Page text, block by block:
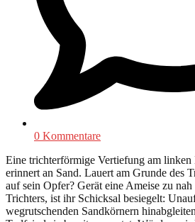
0 Kommentare
Eine trichterförmige Vertiefung am
erinnert an Sand. Lauert am Grunde des
auf sein Opfer? Gerät eine Ameise zu nah
Trichters, ist ihr Schicksal besiegelt:
wegrutschenden Sandkörnern